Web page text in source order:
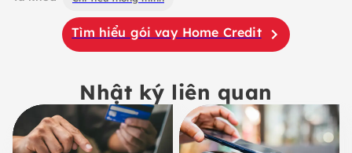
Tìm hiểu gói vay Home Credit
Nhật ký liên quan